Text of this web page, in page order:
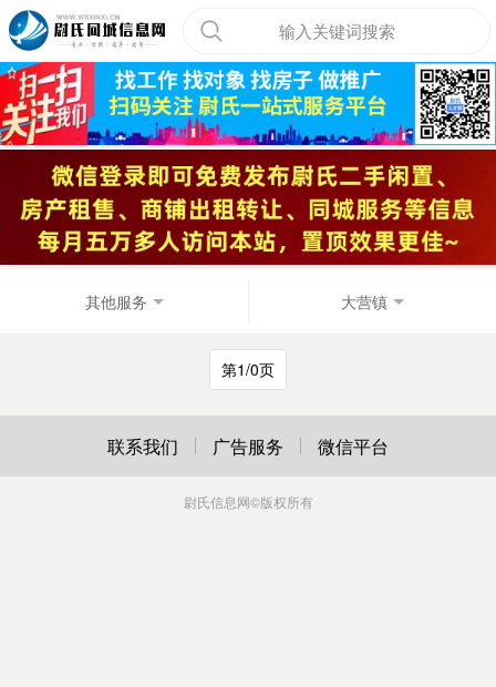
输入关键词搜索
其他服务 大营镇
第1/0页
联系我们 广告服务 微信平台
尉氏信息网©版权所有